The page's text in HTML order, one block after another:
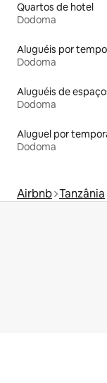
Quartos de hotel
Dodoma
Dodoma
Dodoma
Dodoma
Airbnb Tanzânia